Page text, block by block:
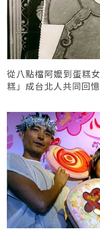
從八點檔阿嬤到蛋糕
糕」成台北人共同回憶